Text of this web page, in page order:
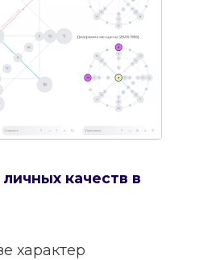
качеств в
характер